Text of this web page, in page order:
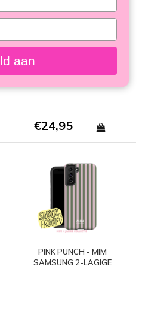
SAMSUNG 2-LAGIGE
€24,95 +
PINK PUNCH - MIM
SAMSUNG 2-LAGIGE
aan